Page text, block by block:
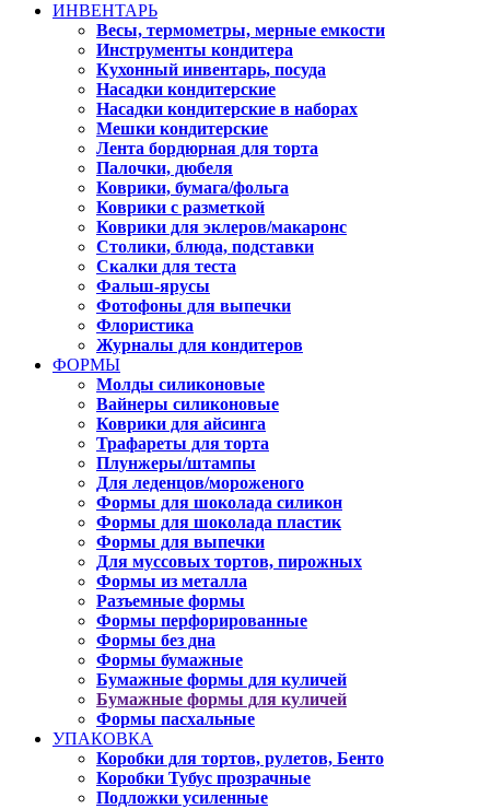
ИНВЕНТАРЬ
Весы, термометры, мерные емкости
Инструменты кондитера
Кухонный инвентарь, посуда
Насадки кондитерские
Насадки кондитерские в наборах
Мешки кондитерские
Лента бордюрная для торта
Палочки, дюбеля
Коврики, бумага/фольга
Коврики с разметкой
Коврики для эклеров/макаронс
Столики, блюда, подставки
Скалки для теста
Фальш-ярусы
Фотофоны для выпечки
Флористика
Журналы для кондитеров
ФОРМЫ
Молды силиконовые
Вайнеры силиконовые
Коврики для айсинга
Трафареты для торта
Плунжеры/штампы
Для леденцов/мороженого
Формы для шоколада силикон
Формы для шоколада пластик
Формы для выпечки
Для муссовых тортов, пирожных
Формы из металла
Разъемные формы
Формы перфорированные
Формы без дна
Формы бумажные
Бумажные формы для куличей
Бумажные формы для куличей
Формы пасхальные
УПАКОВКА
Коробки для тортов, рулетов, Бенто
Коробки Тубус прозрачные
Подложки усиленные